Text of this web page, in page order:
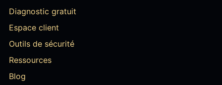
Diagnostic gratuit
Espace client
Outils de sécurité
Ressources
Blog